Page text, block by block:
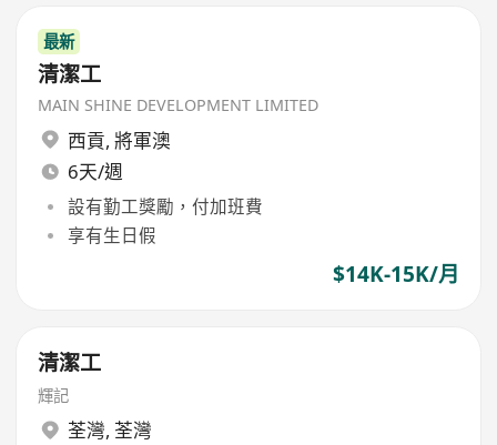
最新
清潔工
MAIN SHINE DEVELOPMENT LIMITED
西貢, 將軍澳
6天/週
設有勤工獎勵，付加班費
享有生日假
$14K-15K/月
清潔工
輝記
荃灣, 荃灣